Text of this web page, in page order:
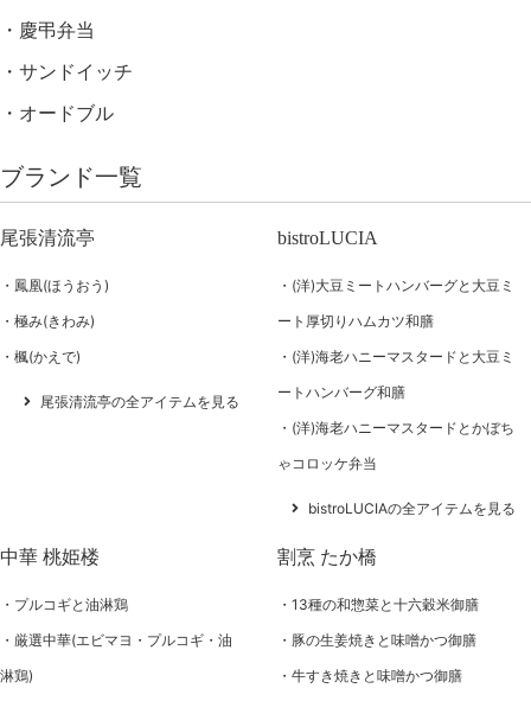
慶弔弁当
サンドイッチ
オードブル
ブランド一覧
尾張清流亭
鳳凰(ほうおう)
極み(きわみ)
楓(かえで)
尾張清流亭の全アイテムを見る
bistroLUCIA
(洋)大豆ミートハンバーグと大豆ミ
ート厚切りハムカツ和膳
(洋)海老ハニーマスタードと大豆ミ
ートハンバーグ和膳
(洋)海老ハニーマスタードとかぼち
ゃコロッケ弁当
bistroLUCIAの全アイテムを見る
中華 桃姫楼
プルコギと油淋鶏
厳選中華(エビマヨ・プルコギ・油
淋鶏)
割烹 たか橋
13種の和惣菜と十六穀米御膳
豚の生姜焼きと味噌かつ御膳
牛すき焼きと味噌かつ御膳